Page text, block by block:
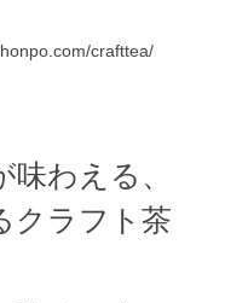
crafttea/
わえる、
クラフト茶